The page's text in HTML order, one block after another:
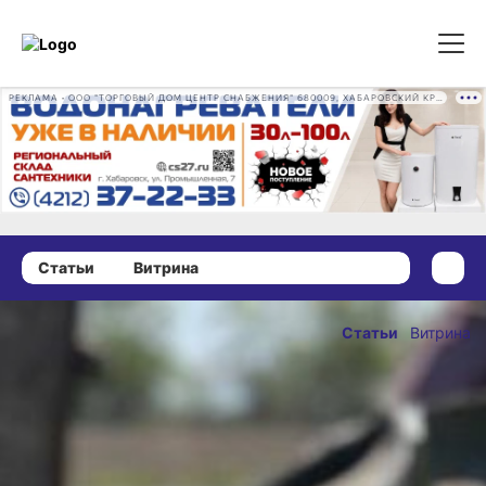
Статьи Витрина
В мае
инфляция
оставалась
Статьи Витрина
27 июня 2024 г., 18:25